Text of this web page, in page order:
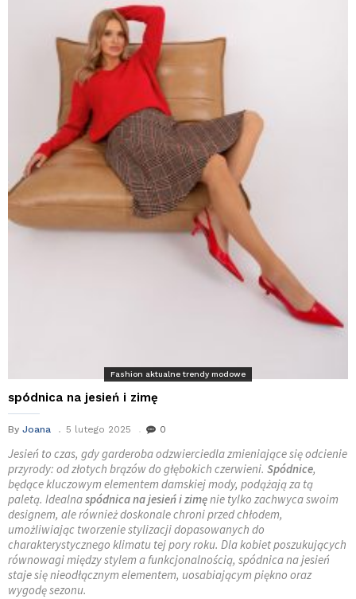
Fashion aktualne trendy modowe
spódnica na jesień i zimę
By Joana 5 lutego 2025 0
Jesień to czas, gdy garderoba odzwierciedla zmieniające się odcienie
przyrody: od złotych brązów do głębokich czerwieni. Spódnice,
będące kluczowym elementem damskiej mody, podążają za tą
paletą. Idealnaspódnica na jesień i zimęnie tylko zachwyca swoim
designem, ale również doskonale chroni przed chłodem,
umożliwiając tworzenie stylizacji dopasowanych do
charakterystycznego klimatu tej pory roku. Dla kobiet poszukujących
równowagi między stylem a funkcjonalnością, spódnica na jesień
staje się nieodłącznym elementem, uosabiającym piękno oraz
wygodę sezonu.